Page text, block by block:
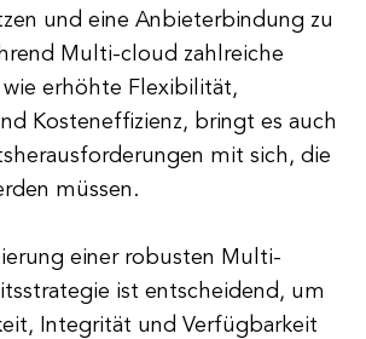
und eine Anbieterbindung zu
Multi-cloud zahlreiche
erhöhte Flexibilität,
Kosteneffizienz, bringt es auch
mit sich, die
müssen.
einer robusten Multi-
ist entscheidend, um
Integrität und Verfügbarkeit